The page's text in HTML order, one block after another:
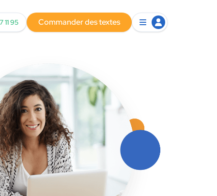
11 95 Commander des textes